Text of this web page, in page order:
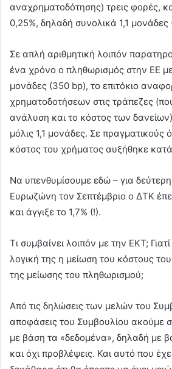
αναχρηματοδότησης) τρεις φορές,
0,25%, δηλαδή συνολικά 1,1 μονάδες
Σε απλή αριθμητική λοιπόν
ένα χρόνο ο πληθωρισμός στην ΕΕ
μονάδες (350 bp), το επιτόκιο
χρηματοδοτήσεων στις τράπεζες
ανάλυση και το κόστος των
μόλις 1,1 μονάδες. Σε πραγματικούς
κόστος του χρήματος αυξήθηκε
Να υπενθυμίσουμε εδώ – για
Ευρωζώνη τον Σεπτέμβριο ο ΔΤΚ
και άγγιξε το 1,7% (!).
Τι συμβαίνει λοιπόν με την ΕΚΤ;
λογική της η μείωση του κόστους
της μείωσης του πληθωρισμού;
Από τις δηλώσεις των μελών του
αποφάσεις του Συμβουλίου ακούμε
με βάση τα «δεδομένα», δηλαδή με
και όχι προβλέψεις. Και αυτό που